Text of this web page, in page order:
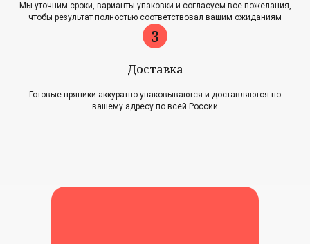
Мы уточним сроки, варианты упаковки и согласуем все пожелания,
чтобы результат полностью соответствовал вашим ожиданиям
Доставка
Готовые пряники аккуратно упаковываются и доставляются по
вашему адресу по всей России
Блог
Новости
Контакты
Наша история
Контакты